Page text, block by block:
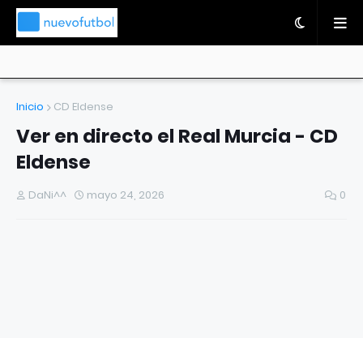
Inicio CD Eldense
Ver en directo el Real Murcia - CD
Eldense
DaNi^^ mayo 24, 2026 0